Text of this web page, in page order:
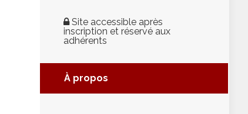
Site accessible après
inscription et réservé aux
adhérents
À propos